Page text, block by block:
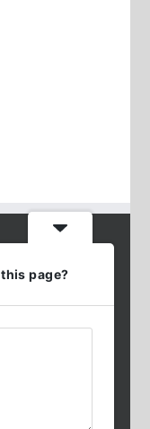
page?